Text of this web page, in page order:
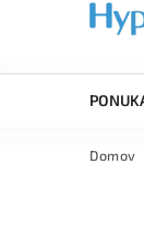
Domov